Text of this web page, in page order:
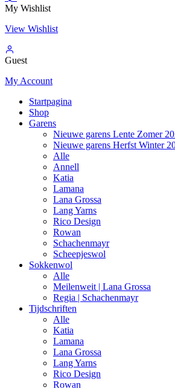
My Wishlist
View Wishlist
Guest
My Account
Startpagina
Shop
Garens
Nieuwe garens Lente Zomer
Nieuwe garens Herfst Winter
Alle
Annell
Katia
Lamana
Lana Grossa
Lang Yarns
Rico Design
Rowan
Schachenmayr
Scheepjeswol
Sokkenwol
Alle
Meilenweit | Lana Grossa
Regia | Schachenmayr
Tijdschriften
Alle
Katia
Lamana
Lana Grossa
Lang Yarns
Rico Design
Rowan